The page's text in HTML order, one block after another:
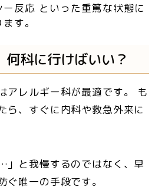
反応 といった重篤な状態に
す。
科に行けばいい？
アレルギー科が最適です。 も
ら、すぐに内科や救急外来に
」と我慢するのではなく、早
ぐ唯一の手段です。